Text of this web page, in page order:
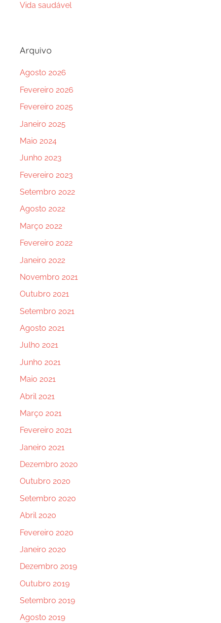
Vida saudável
Arquivo
Agosto 2026
Fevereiro 2026
Fevereiro 2025
Janeiro 2025
Maio 2024
Junho 2023
Fevereiro 2023
Setembro 2022
Agosto 2022
Março 2022
Fevereiro 2022
Janeiro 2022
Novembro 2021
Outubro 2021
Setembro 2021
Agosto 2021
Julho 2021
Junho 2021
Maio 2021
Abril 2021
Março 2021
Fevereiro 2021
Janeiro 2021
Dezembro 2020
Outubro 2020
Setembro 2020
Abril 2020
Fevereiro 2020
Janeiro 2020
Dezembro 2019
Outubro 2019
Setembro 2019
Agosto 2019